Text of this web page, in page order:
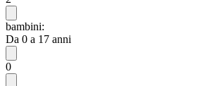
bambini:
Da 0 a 17 anni
0